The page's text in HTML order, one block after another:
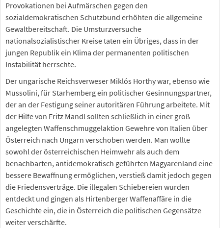
Provokationen bei Aufmärschen gegen den
sozialdemokratischen Schutzbund erhöhten die allgemeine
Gewaltbereitschaft. Die Umsturzversuche
nationalsozialistischer Kreise taten ein Übriges, dass in der
jungen Republik ein Klima der permanenten politischen
Instabilität herrschte.
Der ungarische Reichsverweser Miklós Horthy war, ebenso wie
Mussolini, für Starhemberg ein politischer Gesinnungspartner,
der an der Festigung seiner autoritären Führung arbeitete. Mit
der Hilfe von Fritz Mandl sollten schließlich in einer groß
angelegten Waffenschmuggelaktion Gewehre von Italien über
Österreich nach Ungarn verschoben werden. Man wollte
sowohl der österreichischen Heimwehr als auch dem
benachbarten, antidemokratisch geführten Magyarenland eine
bessere Bewaffnung ermöglichen, verstieß damit jedoch gegen
die Friedensverträge. Die illegalen Schiebereien wurden
entdeckt und gingen als Hirtenberger Waffenaffäre in die
Geschichte ein, die in Österreich die politischen Gegensätze
weiter verschärfte.